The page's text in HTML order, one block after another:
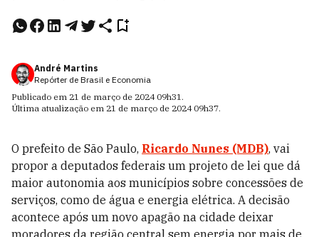
André Martins
Repórter de Brasil e Economia
Publicado em 21 de março de 2024 09h31.
Última atualização em 21 de março de 2024 09h37.
O prefeito de São Paulo, Ricardo Nunes (MDB), vai
propor a deputados federais um projeto de lei que dá
maior autonomia aos municípios sobre concessões de
serviços, como de água e energia elétrica. A decisão
acontece após um novo apagão na cidade deixar
moradores da região central sem energia por mais de